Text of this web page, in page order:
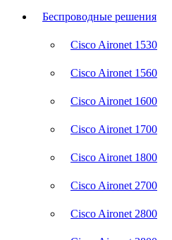
Беспроводные решения
Cisco Aironet 1530
Cisco Aironet 1560
Cisco Aironet 1600
Cisco Aironet 1700
Cisco Aironet 1800
Cisco Aironet 2700
Cisco Aironet 2800